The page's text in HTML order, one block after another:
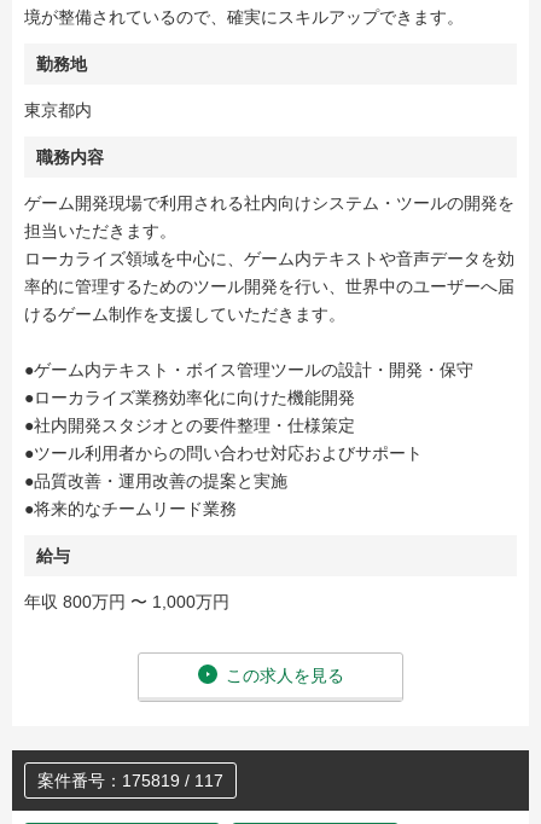
境が整備されているので、確実にスキルアップできます。
勤務地
東京都内
職務内容
ゲーム開発現場で利用される社内向けシステム・ツールの開発を
担当いただきます。
ローカライズ領域を中心に、ゲーム内テキストや音声データを効
率的に管理するためのツール開発を行い、世界中のユーザーへ届
けるゲーム制作を支援していただきます。
●ゲーム内テキスト・ボイス管理ツールの設計・開発・保守
●ローカライズ業務効率化に向けた機能開発
●社内開発スタジオとの要件整理・仕様策定
●ツール利用者からの問い合わせ対応およびサポート
●品質改善・運用改善の提案と実施
●将来的なチームリード業務
給与
年収 800万円 〜 1,000万円
この求人を見る
案件番号：175819 / 117